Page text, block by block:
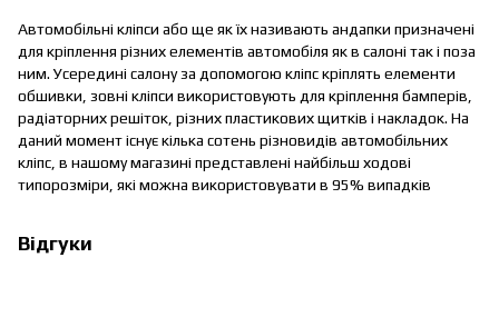
Автомобільні кліпси або ще як їх називають андапки призначені
для кріплення різних елементів автомобіля як в салоні так і поза
ним. Усередині салону за допомогою кліпс кріплять елементи
обшивки, зовні кліпси використовують для кріплення бамперів,
радіаторних решіток, різних пластикових щитків і накладок. На
даний момент існує кілька сотень різновидів автомобільних
кліпс, в нашому магазині представлені найбільш ходові
типорозміри, які можна використовувати в 95% випадків
Відгуки